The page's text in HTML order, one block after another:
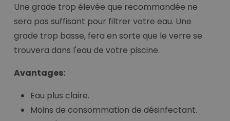
Une grade trop élevée que recommandée ne
sera pas suffisant pour filtrer votre eau. Une
grade trop basse, fera en sorte que le verre se
trouvera dans l'eau de votre piscine.
Avantages:
Eau plus claire.
Moins de consommation de désinfectant.